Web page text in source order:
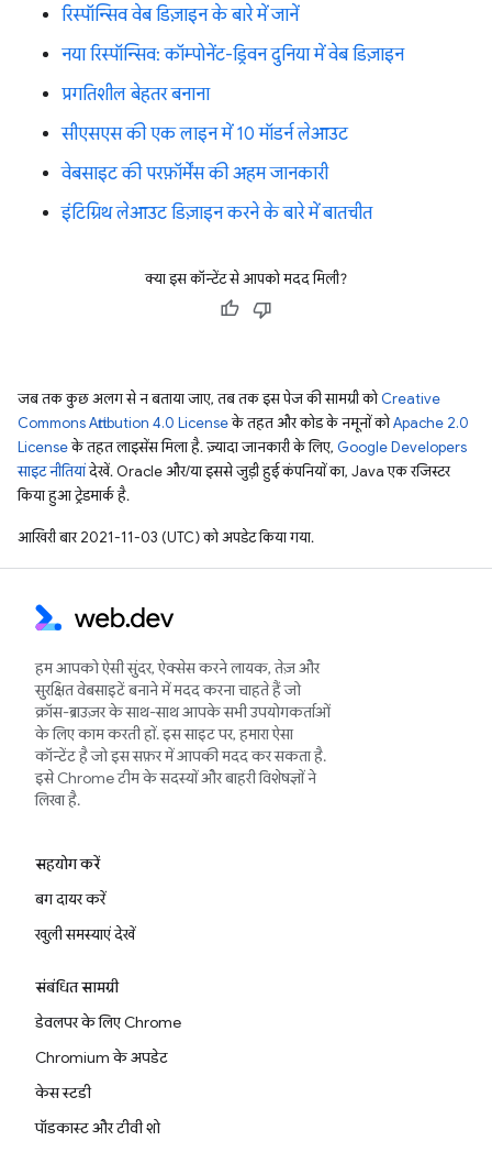
रिस्पॉन्सिव वेब डिज़ाइन के बारे में जानें
नया रिस्पॉन्सिव: कॉम्पोनेंट-ड्रिवन दुनिया में वेब डिज़ाइन
प्रगतिशील बेहतर बनाना
सीएसएस की एक लाइन में 10 मॉडर्न लेआउट
वेबसाइट की परफ़ॉर्मेंस की अहम जानकारी
इंटिग्रिथ लेआउट डिज़ाइन करने के बारे में बातचीत
क्या इस कॉन्टेंट से आपको मदद मिली?
जब तक कुछ अलग से न बताया जाए, तब तक इस पेज की सामग्री कोCreative
Commons Attribution 4.0 Licenseके तहत और कोड के नमूनों कोApache 2.0
Licenseके तहत लाइसेंस मिला है. ज़्यादा जानकारी के लिए, Google Developers
साइट नीतियांदेखें. Oracle और/या इससे जुड़ी हुई कंपनियों का, Java एक रजिस्टर
किया हुआ ट्रेडमार्क है.
आखिरी बार 2021-11-03 (UTC) को अपडेट किया गया.
हम आपको ऐसी सुंदर, ऐक्सेस करने लायक, तेज़ और
सुरक्षित वेबसाइटें बनाने में मदद करना चाहते हैं जो
क्रॉस-ब्राउज़र के साथ-साथ आपके सभी उपयोगकर्ताओं
के लिए काम करती हों. इस साइट पर, हमारा ऐसा
कॉन्टेंट है जो इस सफ़र में आपकी मदद कर सकता है.
इसे Chrome टीम के सदस्यों और बाहरी विशेषज्ञों ने
लिखा है.
सहयोग करें
बग दायर करें
खुली समस्याएं देखें
संबंधित सामग्री
डेवलपर के लिए Chrome
Chromium के अपडेट
केस स्टडी
पॉडकास्ट और टीवी शो